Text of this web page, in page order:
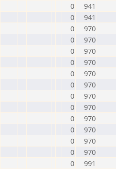
0
941
0
941
0
970
0
970
0
970
0
970
0
970
0
970
0
970
0
970
0
970
0
970
0
970
0
970
0
991